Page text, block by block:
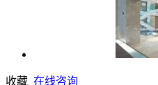
收藏 在线咨询